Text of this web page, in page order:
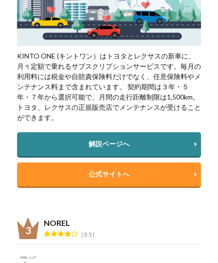
KINTO ONE (キントワン）はトヨタとレクサスの新車に、
月々定額で乗れるサブスクリプションサービスです。毎月の
利用料には税金や自賠責保険料だけでなく、任意保険料やメ
ンテナンス料まで含まれています。 契約期間は３年・５
年・７年から選択可能で、月間の走行距離制限は1,500km。
トヨタ、レクサスの正規販売店でメンテナンスが受けること
ができます。
解説ページへ
公式サイトへ
NOREL
3.5